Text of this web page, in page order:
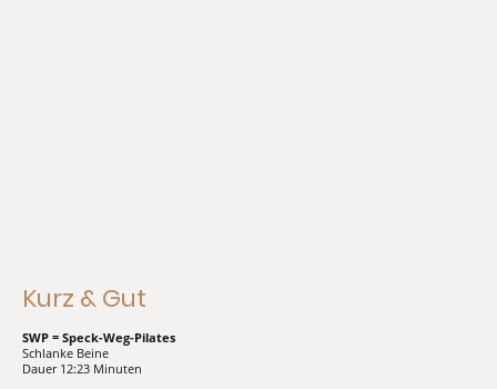
Kurz & Gut
SWP = Speck-Weg-Pilates
Schlanke Beine
Dauer 12:23 Minuten